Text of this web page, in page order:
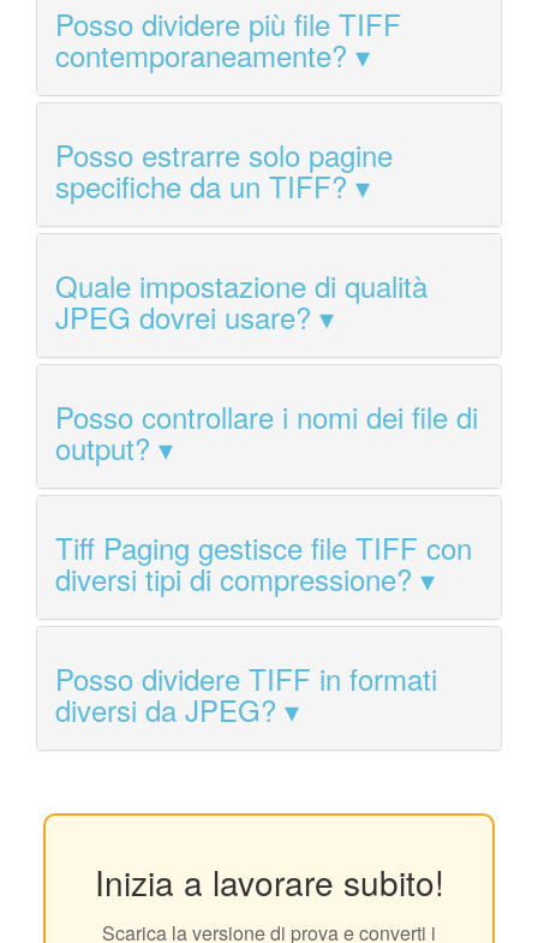
Posso dividere più file TIFF
contemporaneamente?
Posso estrarre solo pagine
specifiche da un TIFF?
Quale impostazione di qualità
JPEG dovrei usare?
Posso controllare i nomi dei file di
output?
Tiff Paging gestisce file TIFF con
diversi tipi di compressione?
Posso dividere TIFF in formati
diversi da JPEG?
Inizia a lavorare subito!
Scarica la versione di prova e converti i